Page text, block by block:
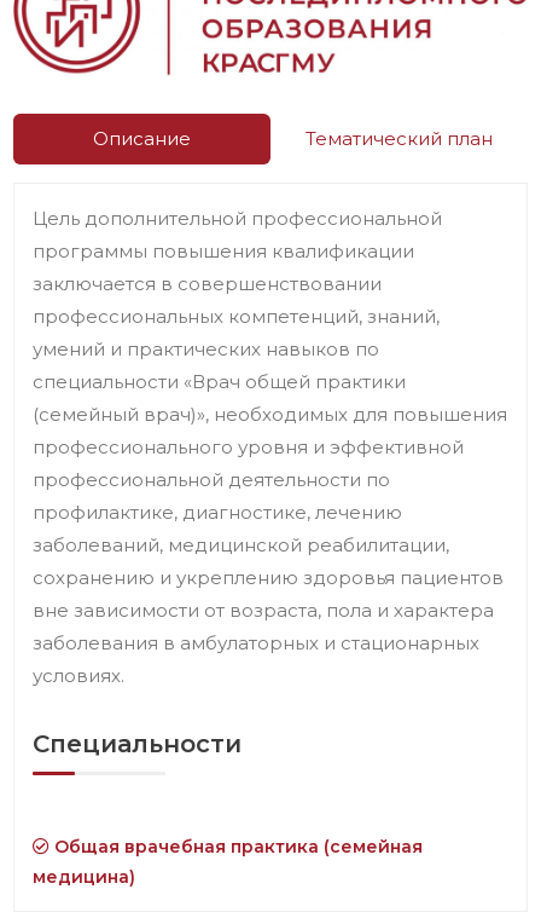
Описание Тематический план
Цель дополнительной профессиональной
программы повышения квалификации
заключается в совершенствовании
профессиональных компетенций, знаний,
умений и практических навыков по
специальности «Врач общей практики
(семейный врач)», необходимых для повышения
профессионального уровня и эффективной
профессиональной деятельности по
профилактике, диагностике, лечению
заболеваний, медицинской реабилитации,
сохранению и укреплению здоровья пациентов
вне зависимости от возраста, пола и характера
заболевания в амбулаторных и стационарных
условиях.
Специальности
Общая врачебная практика (семейная
медицина)